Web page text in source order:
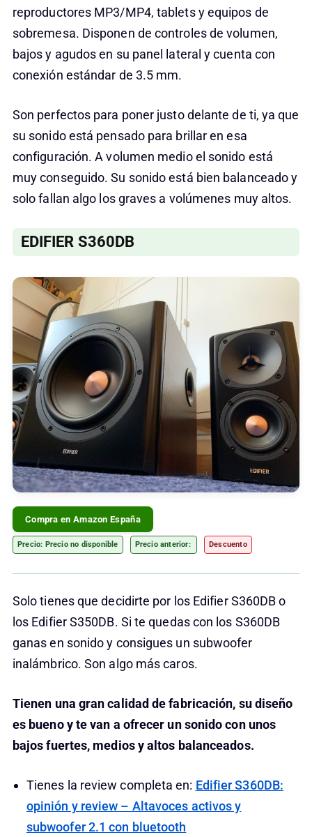
reproductores MP3/MP4, tablets y equipos de
sobremesa. Disponen de controles de volumen,
bajos y agudos en su panel lateral y cuenta con
conexión estándar de 3.5 mm.
Son perfectos para poner justo delante de ti, ya que
su sonido está pensado para brillar en esa
configuración. A volumen medio el sonido está
muy conseguido. Su sonido está bien balanceado y
solo fallan algo los graves a volúmenes muy altos.
EDIFIER S360DB
Compra en Amazon España
Precio: Precio no disponible Precio anterior: Descuento
Solo tienes que decidirte por los Edifier S360DB o
los Edifier S350DB. Si te quedas con los S360DB
ganas en sonido y consigues un subwoofer
inalámbrico. Son algo más caros.
Tienen una gran calidad de fabricación, su diseño
es bueno y te van a ofrecer un sonido con unos
bajos fuertes, medios y altos balanceados.
Tienes la review completa en: Edifier S360DB:
opinión y review – Altavoces activos y
subwoofer 2.1 con bluetooth